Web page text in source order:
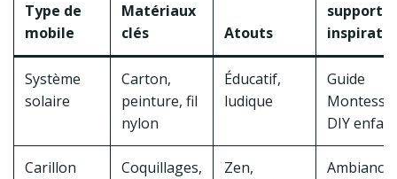
Type de
mobile
Matériaux
clés
Atouts
support
Système
solaire
Carton,
peinture, fil
nylon
Éducatif,
ludique
Guide
DIY
Carillon
Coquillages,
Zen,
Ambiance